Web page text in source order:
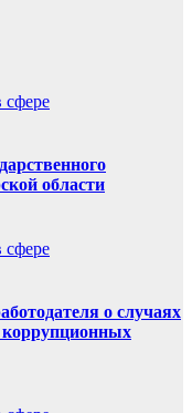
области
о случаях
коррупционных